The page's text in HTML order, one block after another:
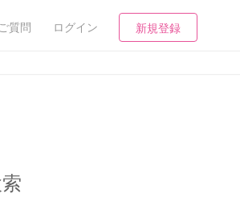
質問 ログイン 新規登録